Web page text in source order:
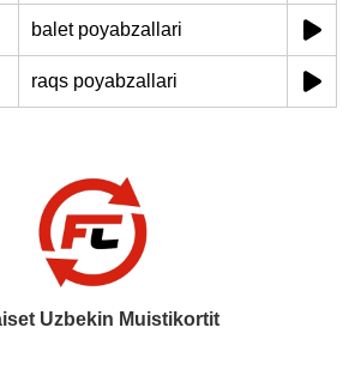
balet poyabzallari
raqs poyabzallari
Uzbekin Muistikortit